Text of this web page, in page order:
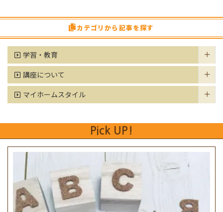
カテゴリから記事を探す
学習・教育
講座について
マイホームスタイル
Pick UP!